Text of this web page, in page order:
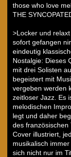
those who love
THE
>Locker und
sofort gefangen
eindeutig
Nostalgie: Dieses
mit drei Solisten
begeistert mit
vergeben werden
zeitloser Jazz. Es
melodischen
legt und daher
des französischen
Cover illustriert,
musikalisch
sich nicht nur im